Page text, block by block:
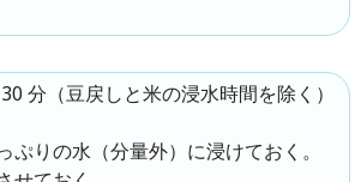
30 分（豆戻しと米の浸水時間を除く）
ぷりの水（分量外）に浸けておく。